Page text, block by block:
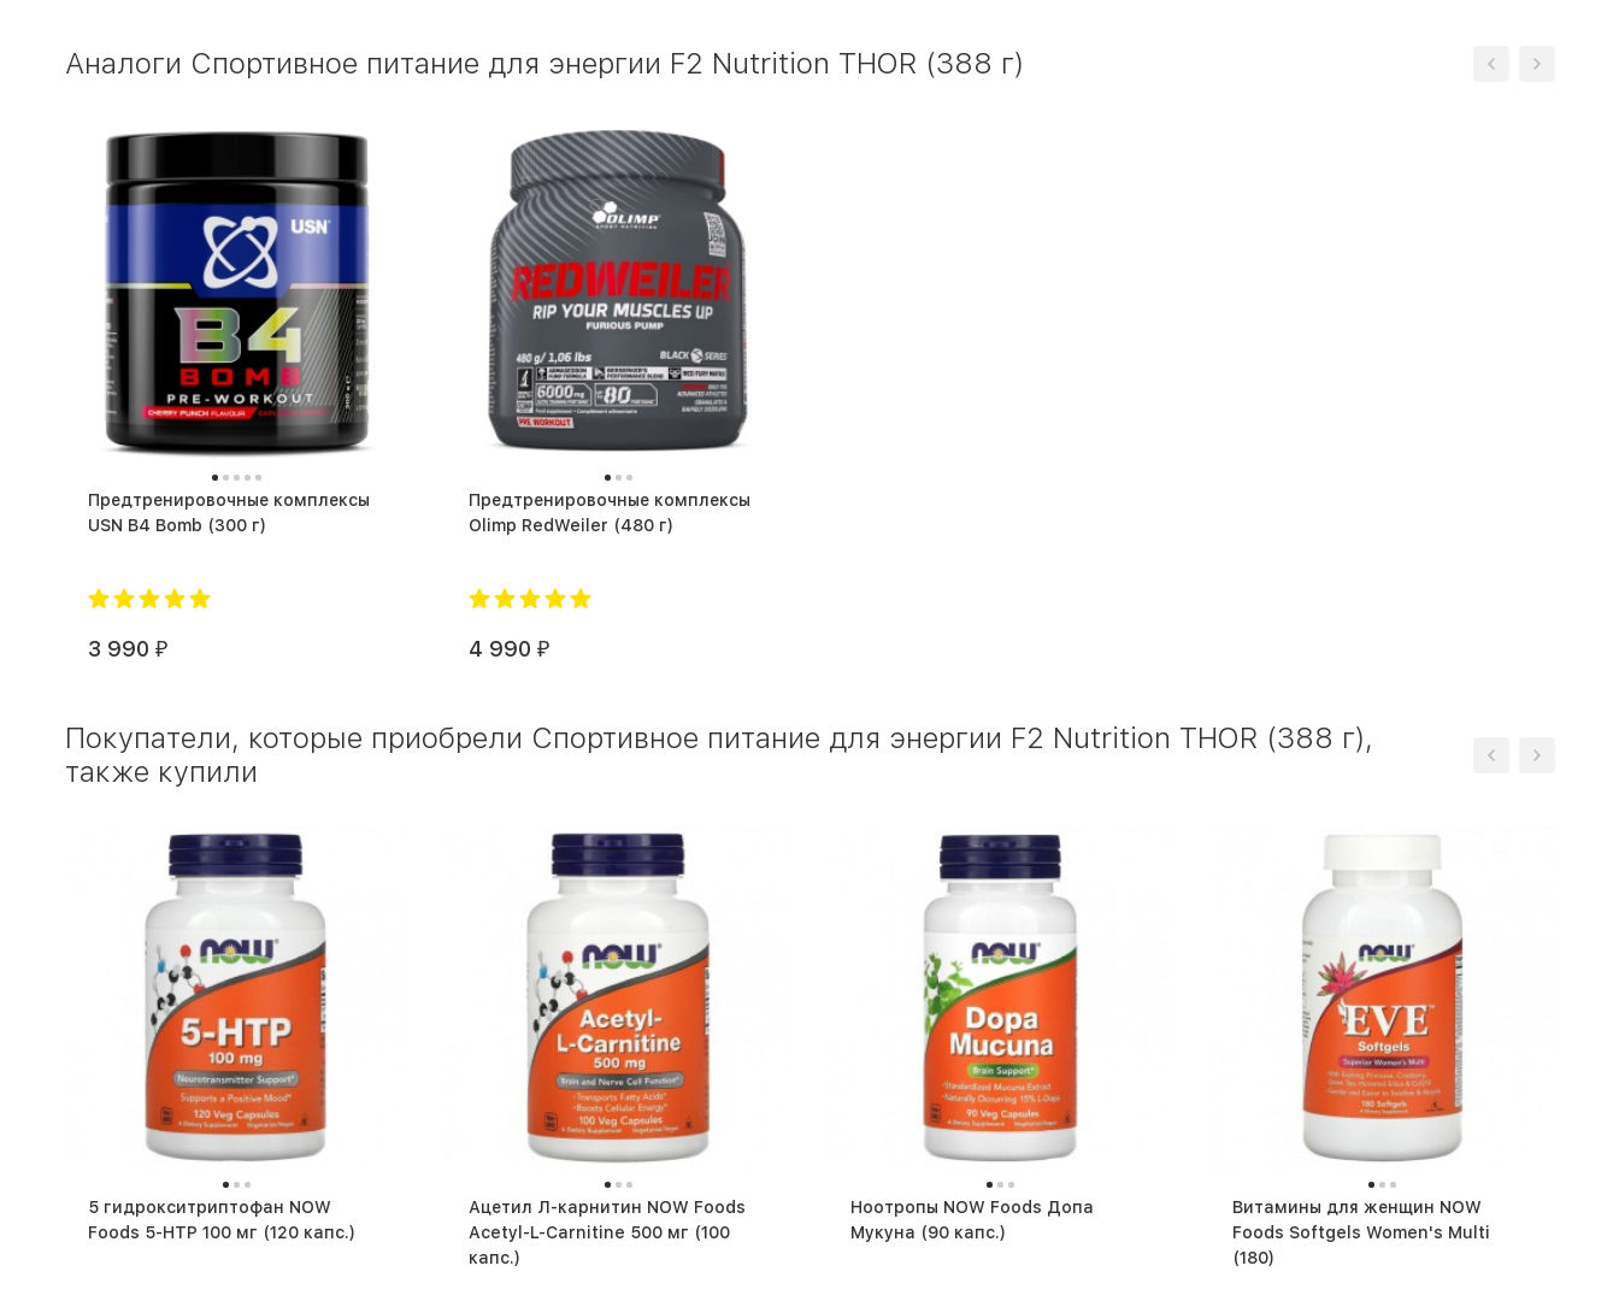
Аналоги Спортивное питание для энергии F2 Nutrition THOR (388 г)
Предтренировочные комплексы
USN B4 Bomb (300 г)
3 990 ₽
Предтренировочные комплексы
Olimp RedWeiler (480 г)
4 990 ₽
Покупатели, которые приобрели Спортивное питание для энергии F2 Nutrition THOR (388 г),
также купили
5 гидрокситриптофан NOW
Foods 5-HTP 100 мг (120 капс.)
Ацетил Л-карнитин NOW Foods
Acetyl-L-Carnitine 500 мг (100
капс.)
Ноотропы NOW Foods Допа
Мукуна (90 капс.)
Витамины для женщин NOW
Foods Softgels Women's Multi
(180)